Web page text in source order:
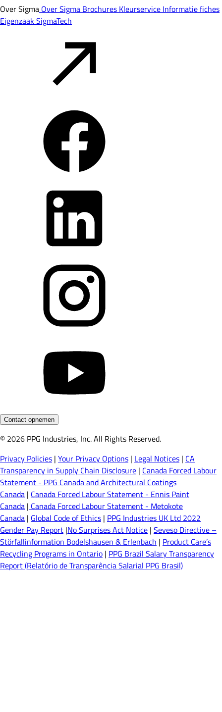
Over Sigma Over Sigma Brochures Kleurservice Informatie fiches
EigenzaakSigmaTech
Contact opnemen
© 2026 PPG Industries, Inc. All Rights Reserved.
Privacy Policies | Your Privacy Options | Legal Notices | CA
Transparency in Supply Chain Disclosure | Canada Forced Labour
Statement - PPG Canada and Architectural Coatings
Canada | Canada Forced Labour Statement - Ennis Paint
Canada | Canada Forced Labour Statement - Metokote
Canada | Global Code of Ethics | PPG Industries UK Ltd 2022
Gender Pay Report |No Surprises Act Notice | Seveso Directive –
Störfallinformation Bodelshausen & Erlenbach | Product Care’s
Recycling Programs in Ontario | PPG Brazil Salary Transparency
Report (Relatório de Transparência Salarial PPG Brasil)